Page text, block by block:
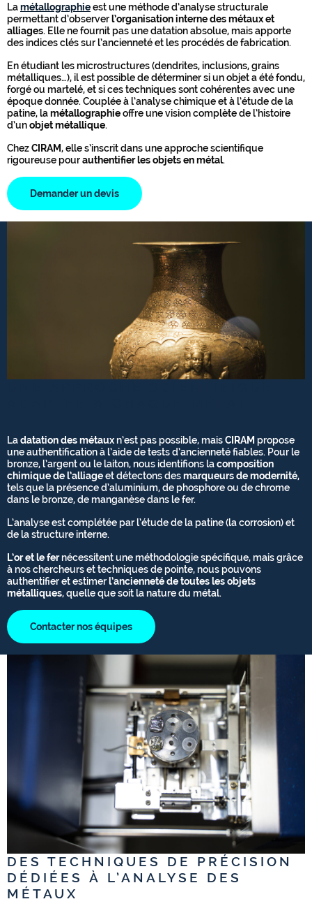
Lamétallographieest une méthode d’analyse structurale
permettant d’observerl’organisation interne des métaux et
alliages. Elle ne fournit pas une datation absolue, mais apporte
des indices clés sur l’ancienneté et les procédés de fabrication.
En étudiant les microstructures (dendrites, inclusions, grains
métalliques…), il est possible de déterminer si un objet a été fondu,
forgé ou martelé, et si ces techniques sont cohérentes avec une
époque donnée. Couplée à l’analyse chimique et à l’étude de la
patine, lamétallographieoffre une vision complète de l’histoire
d’unobjet métallique.
ChezCIRAM, elle s’inscrit dans une approche scientifique
rigoureuse pourauthentifier les objets en métal.
Demander un devis
Ladatation des métauxn’est pas possible, maisCIRAM propose
une authentification à l’aide de tests d’ancienneté fiables. Pour le
bronze, l’argent ou le laiton, nous identifions lacomposition
chimique de l’alliageet détectons desmarqueurs de modernité,
tels que la présence d’aluminium, de phosphore ou de chrome
dans le bronze, de manganèse dans le fer.
L’analyse est complétée par l’étude de la patine (la corrosion) et
de la structure interne.
L’or et le fernécessitent une méthodologie spécifique, mais grâce
à nos chercheurs et techniques de pointe, nous pouvons
authentifier et estimerl’ancienneté de toutes les objets
métalliques, quelle que soit la nature du métal.
Contacter nos équipes
DES TECHNIQUES DE PRÉCISION
DÉDIÉES À L’ANALYSE DES
MÉTAUX